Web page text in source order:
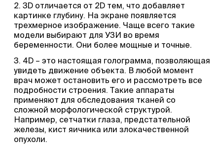
3D отличается от 2D тем, что добавляет
картинке глубину. На экране появляется
трехмерное изображение. Чаще всего такие
модели выбирают для УЗИ во время
беременности. Они более мощные и точные.
4D – это настоящая голограмма, позволяющая
увидеть движение объекта. В любой момент
врач может остановить его и рассмотреть все
подробности строения. Такие аппараты
применяют для обследования тканей со
сложной морфологической структурой.
Например, сетчатки глаза, предстательной
железы, кист яичника или злокачественной
опухоли.